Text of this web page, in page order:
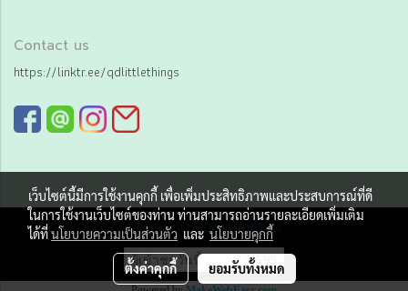
Contact us
https://linktr.ee/qdlittlethings
Copy right by Qd little things
ผู้เข้าชมวันนี้ 1,595
เว็บไซต์นี้มีการใช้งานคุกกี้ เพื่อเพิ่มประสิทธิภาพและประสบการณ์ที่ดี
ในการใช้งานเว็บไซต์ของท่าน ท่านสามารถอ่านรายละเอียดเพิ่มเติม
ได้ที่นโยบายความเป็นส่วนตัว และ นโยบายคุกกี้
ตั้งค่าคุกกี้ ยอมรับทั้งหมด